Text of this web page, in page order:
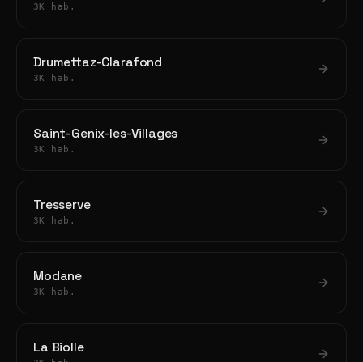
3K hab.
Drumettaz-Clarafond
3K hab.
Saint-Genix-les-Villages
3K hab.
Tresserve
3K hab.
Modane
3K hab.
La Biolle